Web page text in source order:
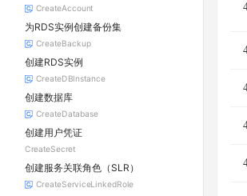
CreateAccount
为RDS实例创建备份集
CreateBackup
创建RDS实例
CreateDBInstance
创建数据库
CreateDatabase
创建用户凭证
CreateSecret
创建服务关联角色（SLR）
CreateServiceLinkedRole